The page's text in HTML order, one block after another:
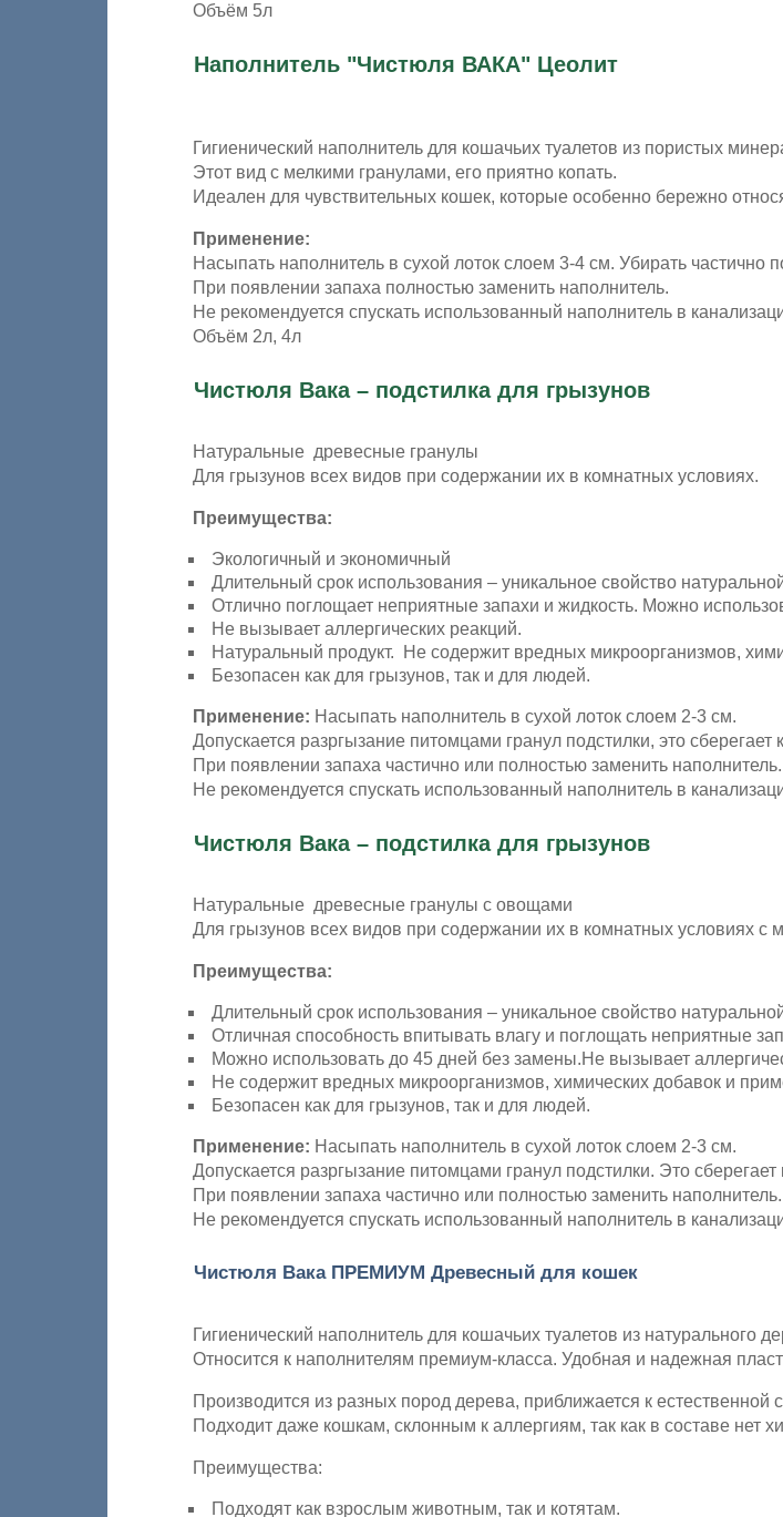
Объём 5л
Наполнитель "Чистюля ВАКА" Цеолит
Гигиенический наполнитель для кошачьих туалетов из пористых
Этот вид с мелкими гранулами, его приятно копать.
Идеален для чувствительных кошек, которые особенно бережно
Применение:
Насыпать наполнитель в сухой лоток слоем 3-4 см. Убирать частично
При появлении запаха полностью заменить наполнитель.
Не рекомендуется спускать использованный наполнитель в
Объём 2л, 4л
Чистюля Вака – подстилка для грызунов
Натуральные древесные гранулы
Для грызунов всех видов при содержании их в комнатных условиях.
Преимущества:
Экологичный и экономичный
Длительный срок использования – уникальное свойство
Отлично поглощает неприятные запахи и жидкость. Можно
Не вызывает аллергических реакций.
Натуральный продукт. Не содержит вредных микроорганизмов,
Безопасен как для грызунов, так и для людей.
Применение: Насыпать наполнитель в сухой лоток слоем 2-3 см.
Допускается разргызание питомцами гранул подстилки, это
При появлении запаха частично или полностью заменить наполнитель.
Не рекомендуется спускать использованный наполнитель в
Чистюля Вака – подстилка для грызунов
Натуральные древесные гранулы с овощами
Для грызунов всех видов при содержании их в комнатных условиях с
Преимущества:
Длительный срок использования – уникальное свойство
Отличная способность впитывать влагу и поглощать неприятные
Можно использовать до 45 дней без замены.Не вызывает
Не содержит вредных микроорганизмов, химических добавок и
Безопасен как для грызунов, так и для людей.
Применение: Насыпать наполнитель в сухой лоток слоем 2-3 см.
Допускается разргызание питомцами гранул подстилки. Это
При появлении запаха частично или полностью заменить наполнитель.
Не рекомендуется спускать использованный наполнитель в
Чистюля Вака ПРЕМИУМ Древесный для кошек
Гигиенический наполнитель для кошачьих туалетов из натурального
Относится к наполнителям премиум-класса. Удобная и надежная
Производится из разных пород дерева, приближается к естественной
Подходит даже кошкам, склонным к аллергиям, так как в составе нет
Преимущества:
Подходят как взрослым животным, так и котятам.